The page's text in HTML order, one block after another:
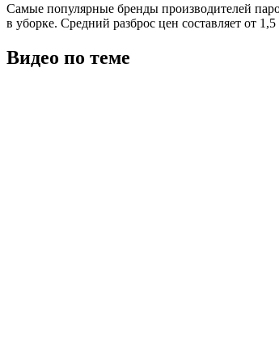
Самые популярные бренды производителей
в уборке. Средний разброс цен составляет от
Видео по теме